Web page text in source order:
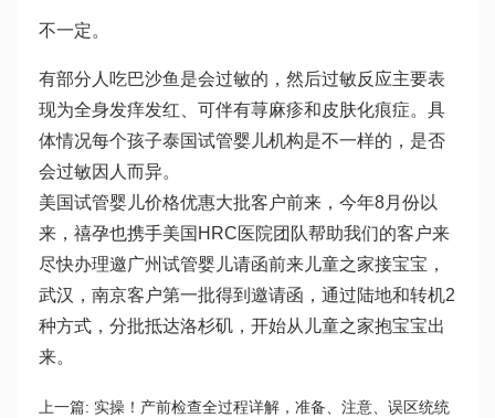
不一定。
有部分人吃巴沙鱼是会过敏的，然后过敏反应主要表
现为全身发痒发红、可伴有荨麻疹和皮肤化痕症。具
体情况每个孩子泰国试管婴儿机构是不一样的，是否
会过敏因人而异。
美国试管婴儿价格优惠大批客户前来，今年8月份以
来，禧孕也携手美国HRC医院团队帮助我们的客户来
尽快办理邀广州试管婴儿请函前来儿童之家接宝宝，
武汉，南京客户第一批得到邀请函，通过陆地和转机2
种方式，分批抵达洛杉矶，开始从儿童之家抱宝宝出
来。
上一篇: 实操！产前检查全过程详解，准备、注意、误区统统